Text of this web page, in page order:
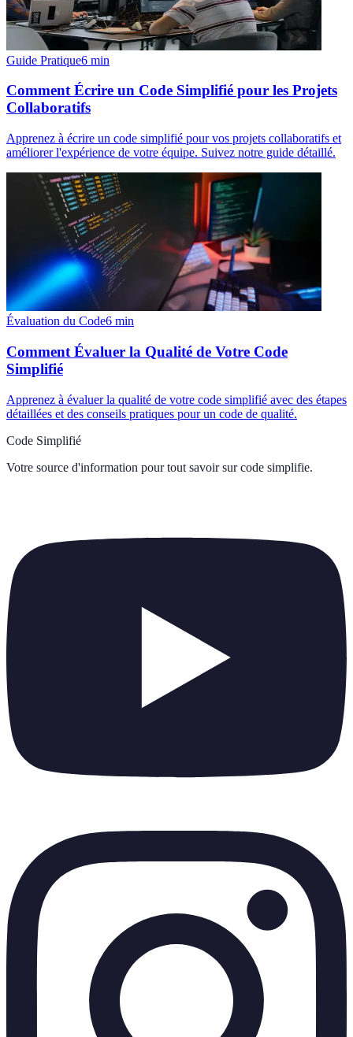
Guide Pratique6 min
Comment Écrire un Code Simplifié pour les Projets
Collaboratifs
Apprenez à écrire un code simplifié pour vos projets collaboratifs et
améliorer l'expérience de votre équipe. Suivez notre guide détaillé.
Évaluation du Code6 min
Comment Évaluer la Qualité de Votre Code
Simplifié
Apprenez à évaluer la qualité de votre code simplifié avec des étapes
détaillées et des conseils pratiques pour un code de qualité.
Code Simplifié
Votre source d'information pour tout savoir sur code simplifie.